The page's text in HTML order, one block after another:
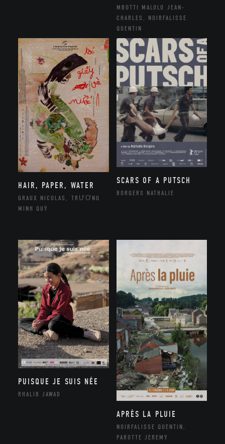
MBOTTI MALOLO JEAN-
CHARLES, NOIRFALISSE
QUENTIN
HAIR, PAPER, WATER
GRAUX NICOLAS, TRƯƠNG
MINH QUÝ
SCARS OF A PUTSCH
BORGERS NATHALIE
PUISQUE JE SUIS NÉE
RHALIB JAWAD
APRÈS LA PLUIE
NOIRFALISSE QUENTIN,
PAROTTE JEREMY